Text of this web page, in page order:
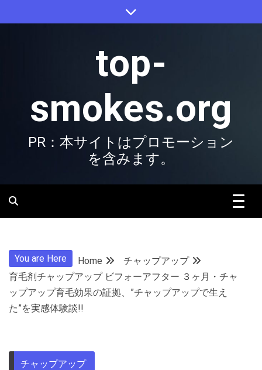
to
top-
smokes.org
PR：本サイトはプロモーション
を含みます。
You are Here Home
チャップアップ
育毛剤チャップアップ ビフォーアフター ３ヶ月・チャ
ップアップ育毛効果の証拠、”チャップアップで生え
た”を実感体験談!!
チャップアップ